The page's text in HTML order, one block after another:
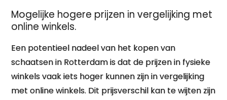
Mogelijke hogere prijzen in vergelijking met
online winkels.
Een potentieel nadeel van het kopen van
schaatsen in Rotterdam is dat de prijzen in fysieke
winkels vaak iets hoger kunnen zijn in vergelijking
met online winkels. Dit prijsverschil kan te wijten zijn